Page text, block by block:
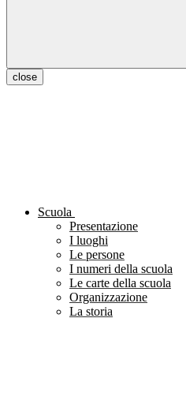
close
Scuola
Presentazione
I luoghi
Le persone
I numeri della scuola
Le carte della scuola
Organizzazione
La storia